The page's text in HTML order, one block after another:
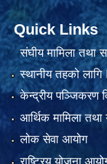
Quick Links
संघीय मामिला तथा
स्थानीय तहको
केन्द्रीय पञ्जिकरण
आर्थिक मामिला
लोक सेवा आयोग
राष्ट्रिय योजना